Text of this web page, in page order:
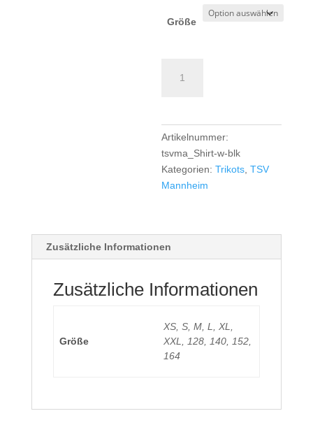
Größe
Mannheim
Menge
Artikelnummer:
tsvma_Shirt-w-blk
Kategorien:Trikots ,TSV
Mannheim
Zusätzliche Informationen
Zusätzliche Informationen
Größe
XS, S, M, L, XL,
XXL, 128, 140, 152,
164